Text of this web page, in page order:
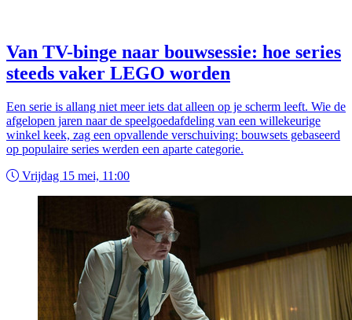
Van TV-binge naar bouwsessie: hoe series
steeds vaker LEGO worden
Een serie is allang niet meer iets dat alleen op je scherm leeft. Wie de
afgelopen jaren naar de speelgoedafdeling van een willekeurige
winkel keek, zag een opvallende verschuiving: bouwsets gebaseerd
op populaire series werden een aparte categorie.
Vrijdag 15 mei, 11:00